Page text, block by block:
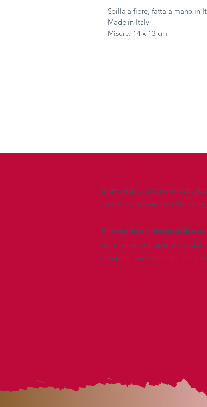
Spilla a fiore, fatta a mano in
Made in Italy
Misure: 14 x 13 cm
Bienvenido a allegra eclectic
selección de nuestras últimas
Bienvenido a la tienda online
del momento y tus
compras cómodamente en tu